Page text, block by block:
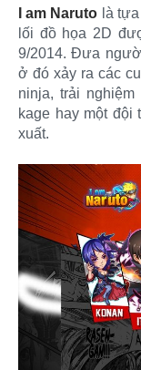
I am Naruto là tựa
lối đồ họa 2D
9/2014. Đưa
ở đó xảy ra các
ninja, trải
kage hay một đội
xuất.